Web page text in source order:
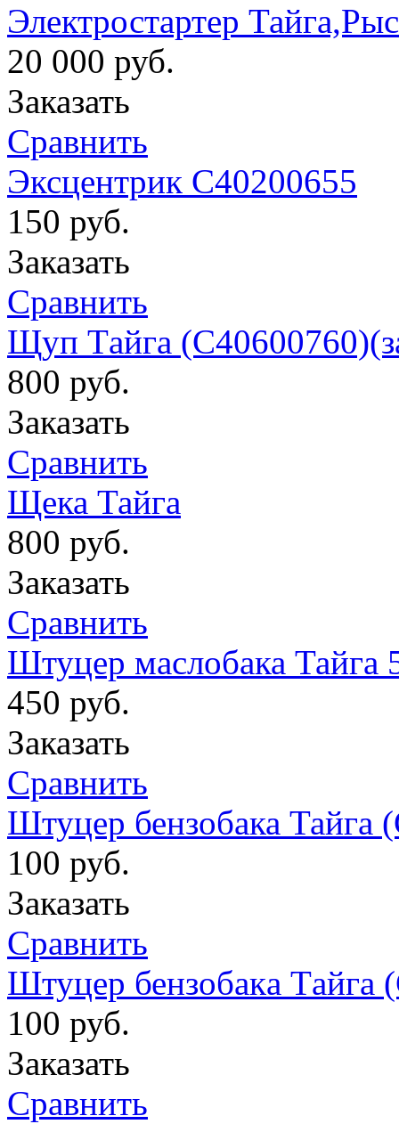
Электростартер
20 000 руб.
Заказать
Сравнить
Эксцентрик C40200655
150 руб.
Заказать
Сравнить
Щуп Тaйгa
800 руб.
Заказать
Сравнить
Щека Тайга
800 руб.
Заказать
Сравнить
Штуцер маслобака Тайга
450 руб.
Заказать
Сравнить
Штуцер бензобака
100 руб.
Заказать
Сравнить
Штуцер бензобaкa
100 руб.
Заказать
Сравнить